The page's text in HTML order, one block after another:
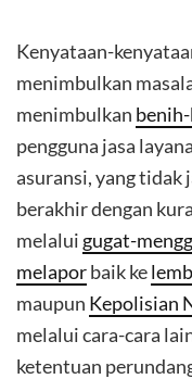
Kenyataan-
menimbulkan
menimbulkan
pengguna jasa
asuransi, yang tidak
berakhir dengan
melalui gugat-
melaporbaik ke
maupun Kepolisian
melalui cara-cara
ketentuan